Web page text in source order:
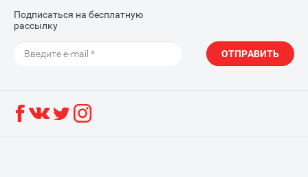
Подписаться на бесплатную
рассылку
ОТПРАВИТЬ